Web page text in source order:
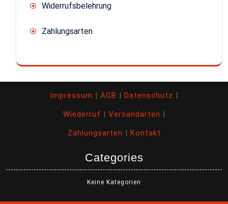
Widerrufsbelehrung
Zahlungsarten
Impressum | AGB | Datenschutz |
Wiederruf | Versandarten |
Zahlungsarten | Kontakt
Categories
Keine Kategorien